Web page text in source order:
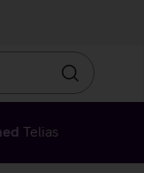
Otsin
Telias